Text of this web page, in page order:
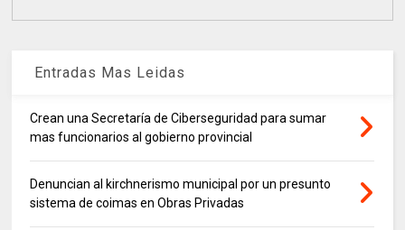
Entradas Mas Leidas
Crean una Secretaría de Ciberseguridad para sumar
mas funcionarios al gobierno provincial
Denuncian al kirchnerismo municipal por un presunto
sistema de coimas en Obras Privadas